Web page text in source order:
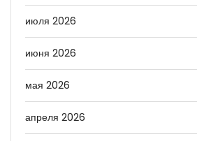
июля 2026
июня 2026
мая 2026
апреля 2026